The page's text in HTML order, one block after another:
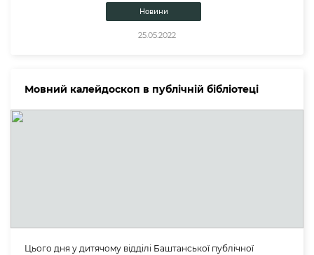
Новини
25.05.2022
Мовний калейдоскоп в публічній бібліотеці
Цього дня у дитячому відділі Баштанської публічної